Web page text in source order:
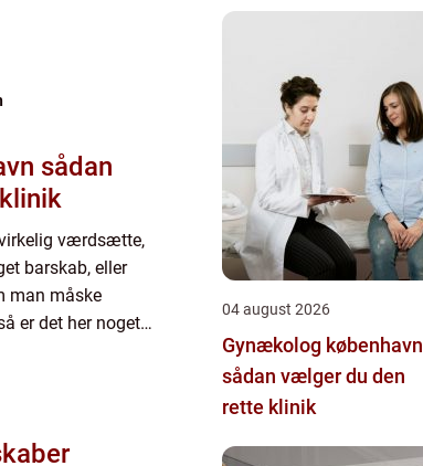
værdsætte,
barskab, eller
man måske
er det her noget
04 august 2026
Gynækolog københavn
sådan vælger du den
rette klinik